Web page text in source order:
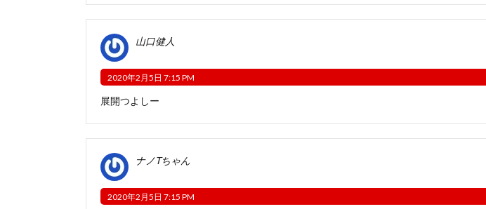
山口健人
2020年2月5日 7:15 PM
展開つよしー
ナノTちゃん
2020年2月5日 7:15 PM